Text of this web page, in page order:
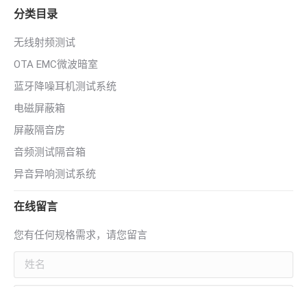
分类目录
无线射频测试
OTA EMC微波暗室
蓝牙降噪耳机测试系统
电磁屏蔽箱
屏蔽隔音房
音频测试隔音箱
异音异响测试系统
在线留言
您有任何规格需求，请您留言
姓名